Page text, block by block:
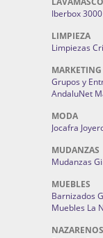
Iberbox 3000
LIMPIEZA
Limpiezas
MARKETING
Grupos y
AndaluNet
MODA
Jocafra
MUDANZAS
Mudanzas
MUEBLES
Barnizados
Muebles La